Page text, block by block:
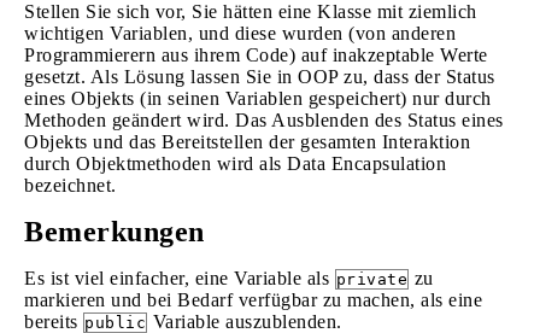
Stellen Sie sich vor, Sie hätten eine Klasse mit ziemlich
wichtigen Variablen, und diese wurden (von anderen
Programmierern aus ihrem Code) auf inakzeptable Werte
gesetzt. Als Lösung lassen Sie in OOP zu, dass der Status
eines Objekts (in seinen Variablen gespeichert) nur durch
Methoden geändert wird. Das Ausblenden des Status eines
Objekts und das Bereitstellen der gesamten Interaktion
durch Objektmethoden wird als Data Encapsulation
bezeichnet.
Bemerkungen
Es ist viel einfacher, eine Variable als private zu
markieren und bei Bedarf verfügbar zu machen, als eine
bereits public Variable auszublenden.